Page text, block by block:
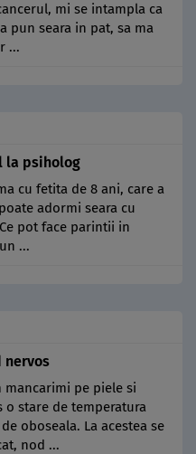
mi se intampla ca
pun seara in pat, sa ma
...
la psiholog
cu fetita de 8 ani, care a
adormi seara cu
pot face parintii in
...
nervos
mancarimi pe piele si
o stare de temperatura
oboseala. La acestea se
nod ...